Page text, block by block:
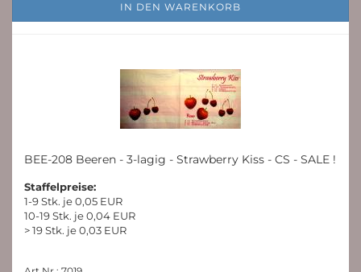
IN DEN WARENKORB
BEE-208 Beeren - 3-lagig - Strawberry Kiss - CS - SALE !
Staffelpreise:
1-9 Stk. je 0,05 EUR
10-19 Stk. je 0,04 EUR
> 19 Stk. je 0,03 EUR